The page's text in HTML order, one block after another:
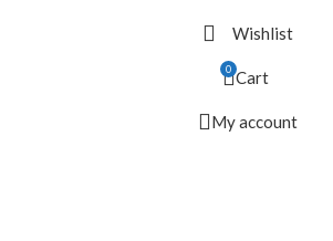
Wishlist
0 Cart
My account